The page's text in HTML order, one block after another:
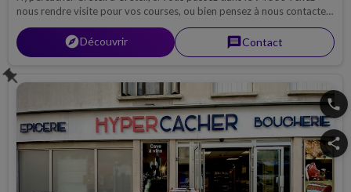
nous rendre visite pour vos courses, ou bien pensez à nous contacter
par téléphone pour découvrir notre magasin, ou pour une livraison si
possible sur 94...
explorerDécouvrir messageContact
phone
share